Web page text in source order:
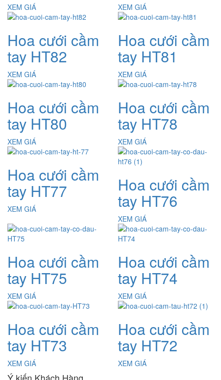
XEM GIÁ XEM GIÁ
Hoa cưới cầm
tay HT82
XEM GIÁ
Hoa cưới cầm
tay HT81
XEM GIÁ
Hoa cưới cầm
tay HT80
XEM GIÁ
Hoa cưới cầm
tay HT78
XEM GIÁ
Hoa cưới cầm
tay HT77
XEM GIÁ
Hoa cưới cầm
tay HT76
XEM GIÁ
Hoa cưới cầm
tay HT75
XEM GIÁ
Hoa cưới cầm
tay HT74
XEM GIÁ
Hoa cưới cầm
tay HT73
XEM GIÁ
Hoa cưới cầm
tay HT72
XEM GIÁ